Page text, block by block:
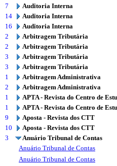
7
Auditoria Interna
14
Auditoria Interna
16
Auditoria Interna
2
Arbitragem Tributária
2
Arbitragem Tributária
3
Arbitragem Tributária
3
Arbitragem Tributária
1
Arbitragem Administrativa
2
Arbitragem Administrativa
1
APTA - Revista do Centro de
1
APTA - Revista do Centro de
9
Aposta - Revista dos CTT
10
Aposta - Revista dos CTT
3
Anuário Tribunal de Contas
Anuário Tribunal de Contas
Anuário Tribunal de Contas